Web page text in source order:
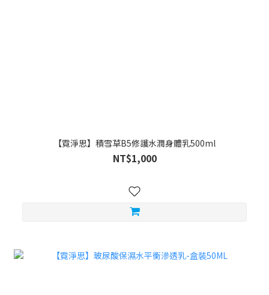
【霓淨思】積雪草B5修護水潤身體乳500ml
NT$1,000